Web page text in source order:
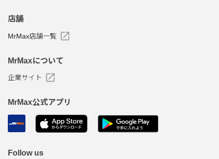
店舗
MrMax店舗一覧
MrMaxについて
企業サイト
MrMax公式アプリ
Follow us